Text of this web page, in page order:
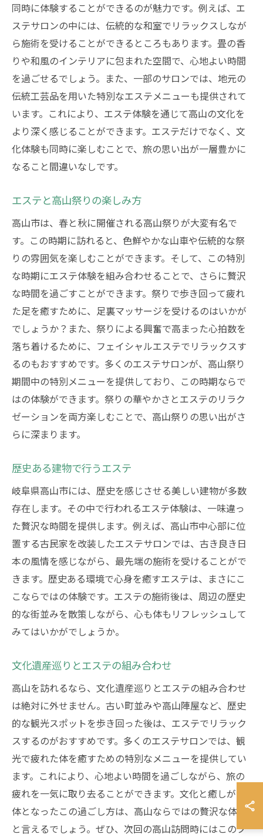
同時に体験することができるのが魅力です。例えば、エ
ステサロンの中には、伝統的な和室でリラックスしなが
ら施術を受けることができるところもあります。畳の香
りや和風のインテリアに包まれた空間で、心地よい時間
を過ごせるでしょう。また、一部のサロンでは、地元の
伝統工芸品を用いた特別なエステメニューも提供されて
います。これにより、エステ体験を通じて高山の文化を
より深く感じることができます。エステだけでなく、文
化体験も同時に楽しむことで、旅の思い出が一層豊かに
なること間違いなしです。
エステと高山祭りの楽しみ方
高山市は、春と秋に開催される高山祭りが大変有名で
す。この時期に訪れると、色鮮やかな山車や伝統的な祭
りの雰囲気を楽しむことができます。そして、この特別
な時期にエステ体験を組み合わせることで、さらに贅沢
な時間を過ごすことができます。祭りで歩き回って疲れ
た足を癒すために、足裏マッサージを受けるのはいかが
でしょうか？また、祭りによる興奮で高まった心拍数を
落ち着けるために、フェイシャルエステでリラックスす
るのもおすすめです。多くのエステサロンが、高山祭り
期間中の特別メニューを提供しており、この時期ならで
はの体験ができます。祭りの華やかさとエステのリラク
ゼーションを両方楽しむことで、高山祭りの思い出がさ
らに深まります。
歴史ある建物で行うエステ
岐阜県高山市には、歴史を感じさせる美しい建物が多数
存在します。その中で行われるエステ体験は、一味違っ
た贅沢な時間を提供します。例えば、高山市中心部に位
置する古民家を改装したエステサロンでは、古き良き日
本の風情を感じながら、最先端の施術を受けることがで
きます。歴史ある環境で心身を癒すエステは、まさにこ
こならではの体験です。エステの施術後は、周辺の歴史
的な街並みを散策しながら、心も体もリフレッシュして
みてはいかがでしょうか。
文化遺産巡りとエステの組み合わせ
高山を訪れるなら、文化遺産巡りとエステの組み合わせ
は絶対に外せません。古い町並みや高山陣屋など、歴史
的な観光スポットを歩き回った後は、エステでリラック
スするのがおすすめです。多くのエステサロンでは、観
光で疲れた体を癒すための特別なメニューを提供してい
ます。これにより、心地よい時間を過ごしながら、旅の
疲れを一気に取り去ることができます。文化と癒しが一
体となったこの過ごし方は、高山ならではの贅沢な体験
と言えるでしょう。ぜひ、次回の高山訪問時にはこのプ